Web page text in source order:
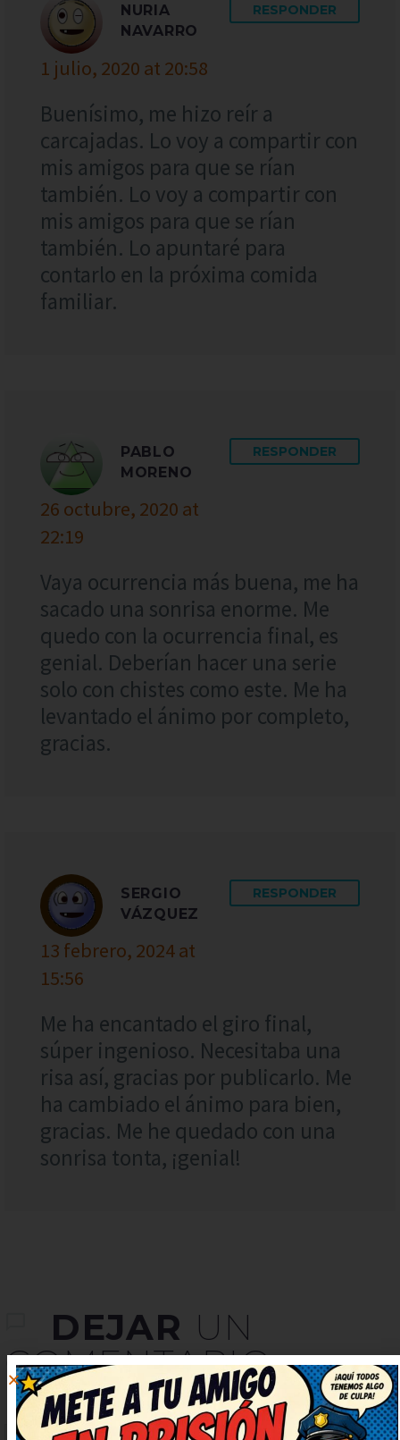
NURIA
NAVARRO
1 julio, 2020 at 20:58
RESPONDER
Buenísimo, me hizo reír a
carcajadas. Lo voy a compartir con
mis amigos para que se rían
también. Lo voy a compartir con
mis amigos para que se rían
también. Lo apuntaré para
contarlo en la próxima comida
familiar.
PABLO
MORENO
26 octubre, 2020 at
22:19
RESPONDER
Vaya ocurrencia más buena, me ha
sacado una sonrisa enorme. Me
quedo con la ocurrencia final, es
genial. Deberían hacer una serie
solo con chistes como este. Me ha
levantado el ánimo por completo,
gracias.
SERGIO
VÁZQUEZ
13 febrero, 2024 at
15:56
RESPONDER
Me ha encantado el giro final,
súper ingenioso. Necesitaba una
risa así, gracias por publicarlo. Me
ha cambiado el ánimo para bien,
gracias. Me he quedado con una
sonrisa tonta, ¡genial!
DEJAR UN
COMENTARIO